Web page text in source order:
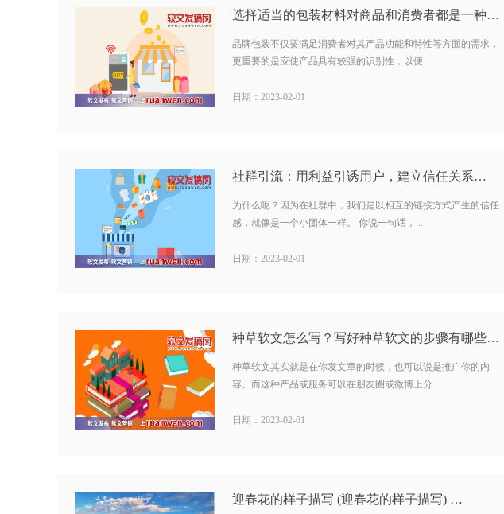
选择适当的包装材料对商品和消费者都是一种保护…
品牌包装不仅要满足消费者对其产品功能和特性等方面的需求，
更重要的是应使产品具有较强的识别性，以便...
日期：2023-02-01
社群引流：用利益引诱用户，建立信任关系…
为什么呢？因为在社群中，我们是以相互的链接方式产生的信任
感，就像是一个小团体一样。 你说一句话，...
日期：2023-02-01
种草软文怎么写？写好种草软文的步骤有哪些？…
种草软文其实就是在你发文章的时候，也可以说是推广你的内
容。而这种产品或服务可以在朋友圈或微博上分...
日期：2023-02-01
迎春花的样子描写 (迎春花的样子描写) …